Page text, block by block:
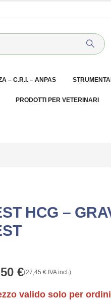
– C.R.I. – ANPAS
PRODOTTI PER VETERINARI
HCG –
€(27,45 €IVA incl.)
valido solo per